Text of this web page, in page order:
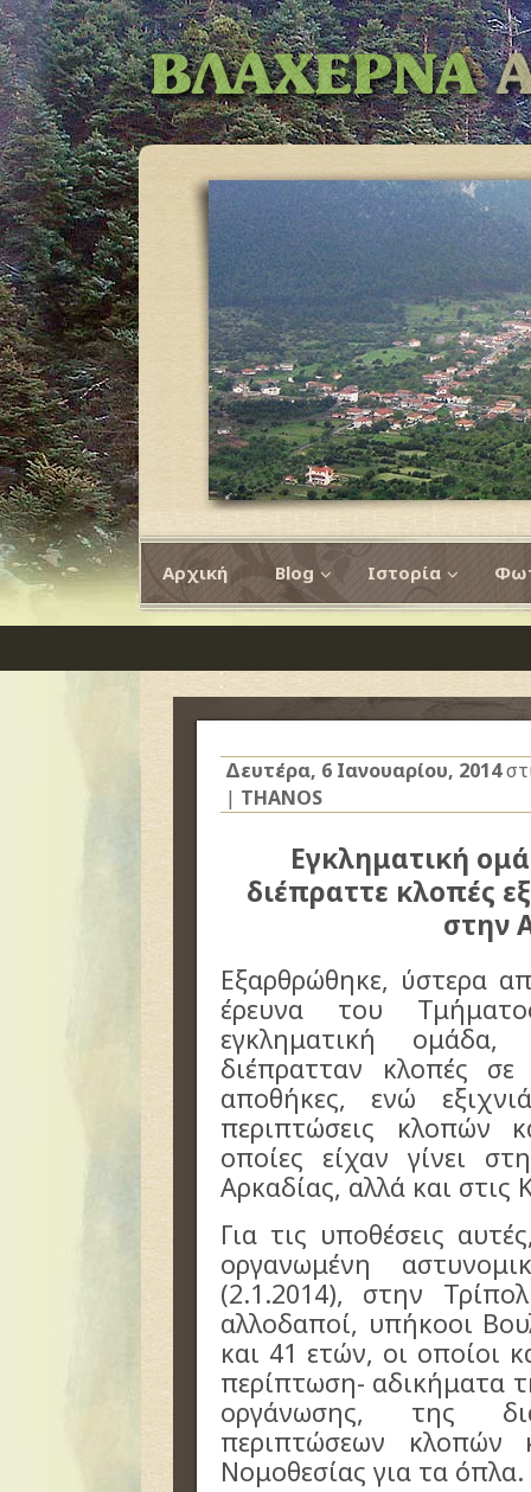
Αρχική Blog Ιστορία
Δευτέρα, 6 Ιανουαρίου, 2014
| THANOS
Εγκληματική
διέπραττε κλοπές
στην
Εξαρθρώθηκε, ύστερα
έρευνα του
εγκληματική
διέπρατταν κλοπές σε
αποθήκες, ενώ
περιπτώσεις κλοπών
οποίες είχαν γίνει
Αρκαδίας, αλλά και στις
Για τις υποθέσεις
οργανωμένη
(2.1.2014), στην
αλλοδαποί, υπήκοοι
και 41 ετών, οι οποίοι
περίπτωση- αδικήματα
οργάνωσης, της
περιπτώσεων
Νομοθεσίας για τα όπλα.